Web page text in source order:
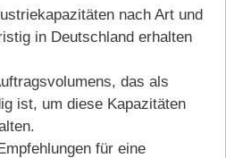
nach Art und
in Deutschland erhalten
das als
ist, um diese Kapazitäten
für eine